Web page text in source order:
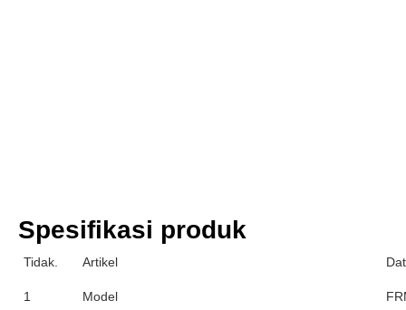
Spesifikasi produk
Tidak. Artikel
1 Model